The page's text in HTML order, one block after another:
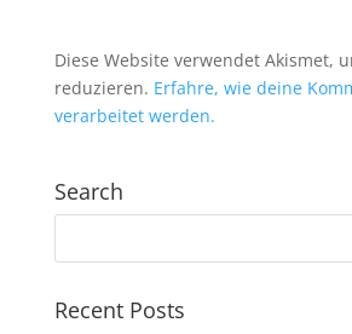
Diese Website verwendet Akismet,
reduzieren. Erfahre, wie deine
verarbeitet werden.
Search
Recent Posts